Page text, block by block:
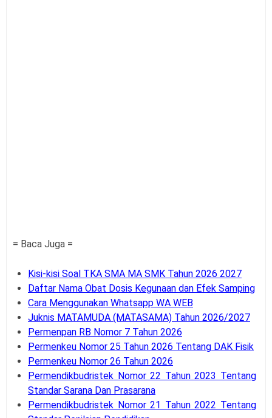
= Baca Juga =
Kisi-kisi Soal TKA SMA MA SMK Tahun 2026 2027
Daftar Nama Obat Dosis Kegunaan dan Efek Samping
Cara Menggunakan Whatsapp WA WEB
Juknis MATAMUDA (MATASAMA) Tahun 2026/2027
Permenpan RB Nomor 7 Tahun 2026
Permenkeu Nomor 25 Tahun 2026 Tentang DAK Fisik
Permenkeu Nomor 26 Tahun 2026
Permendikbudristek Nomor 22 Tahun 2023 Tentang
Standar Sarana Dan Prasarana
Permendikbudristek Nomor 21 Tahun 2022 Tentang